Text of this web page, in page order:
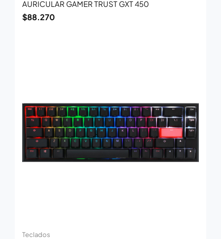
AURICULAR GAMER TRUST GXT 450
$88.270
Teclados